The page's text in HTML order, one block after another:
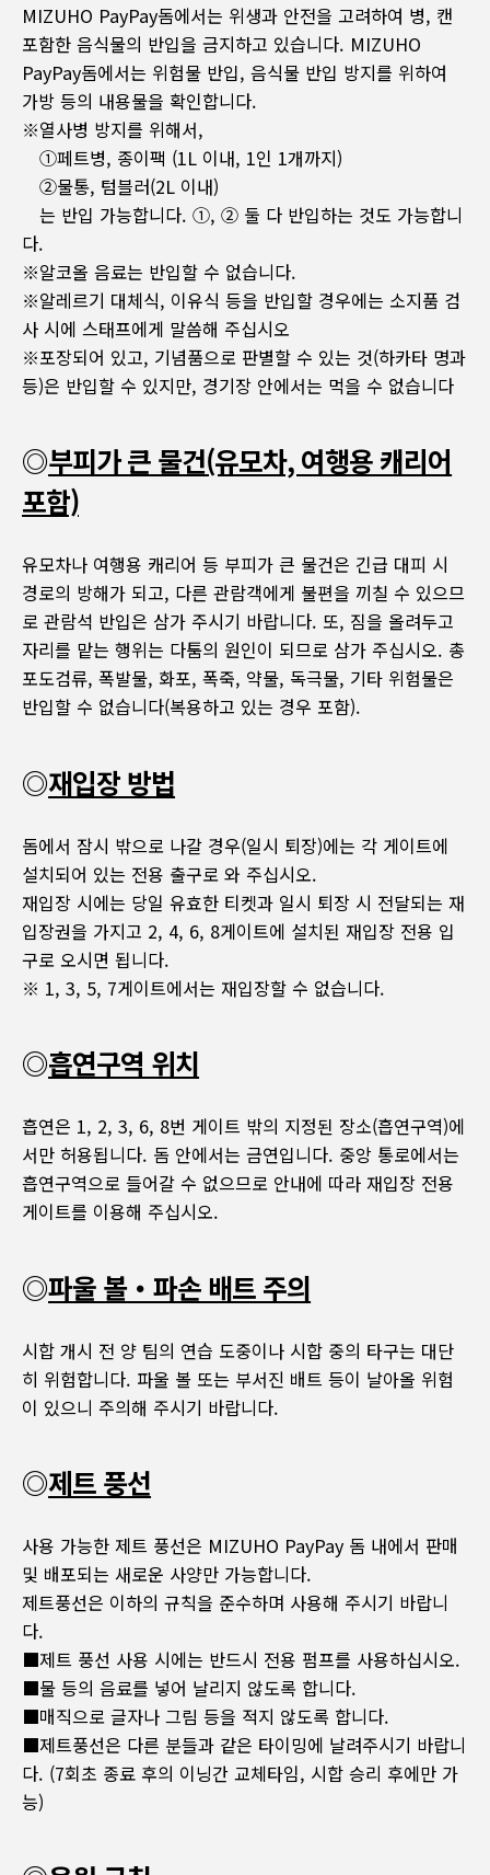
MIZUHO PayPay돔에서는 위생과 안전을 고려하여 병, 캔
포함한 음식물의 반입을 금지하고 있습니다. MIZUHO
PayPay돔에서는 위험물 반입, 음식물 반입 방지를 위하여
가방 등의 내용물을 확인합니다.
※열사병 방지를 위해서,
①페트병, 종이팩 (1L 이내, 1인 1개까지)
②물통, 텀블러(2L 이내)
는 반입 가능합니다. ①, ② 둘 다 반입하는 것도 가능합니
다.
※알코올 음료는 반입할 수 없습니다.
※알레르기 대체식, 이유식 등을 반입할 경우에는 소지품 검
사 시에 스태프에게 말씀해 주십시오
※포장되어 있고, 기념품으로 판별할 수 있는 것(하카타 명과
등)은 반입할 수 있지만, 경기장 안에서는 먹을 수 없습니다
◎부피가 큰 물건(유모차, 여행용 캐리어
포함)
유모차나 여행용 캐리어 등 부피가 큰 물건은 긴급 대피 시
경로의 방해가 되고, 다른 관람객에게 불편을 끼칠 수 있으므
로 관람석 반입은 삼가 주시기 바랍니다. 또, 짐을 올려두고
자리를 맡는 행위는 다툼의 원인이 되므로 삼가 주십시오. 총
포도검류, 폭발물, 화포, 폭죽, 약물, 독극물, 기타 위험물은
반입할 수 없습니다(복용하고 있는 경우 포함).
◎재입장 방법
돔에서 잠시 밖으로 나갈 경우(일시 퇴장)에는 각 게이트에
설치되어 있는 전용 출구로 와 주십시오.
재입장 시에는 당일 유효한 티켓과 일시 퇴장 시 전달되는 재
입장권을 가지고 2, 4, 6, 8게이트에 설치된 재입장 전용 입
구로 오시면 됩니다.
※ 1, 3, 5, 7게이트에서는 재입장할 수 없습니다.
◎흡연구역 위치
흡연은 1, 2, 3, 6, 8번 게이트 밖의 지정된 장소(흡연구역)에
서만 허용됩니다. 돔 안에서는 금연입니다. 중앙 통로에서는
흡연구역으로 들어갈 수 없으므로 안내에 따라 재입장 전용
게이트를 이용해 주십시오.
◎파울 볼・파손 배트 주의
시합 개시 전 양 팀의 연습 도중이나 시합 중의 타구는 대단
히 위험합니다. 파울 볼 또는 부서진 배트 등이 날아올 위험
이 있으니 주의해 주시기 바랍니다.
◎제트 풍선
사용 가능한 제트 풍선은 MIZUHO PayPay 돔 내에서 판매
및 배포되는 새로운 사양만 가능합니다.
제트풍선은 이하의 규칙을 준수하며 사용해 주시기 바랍니
다.
■제트 풍선 사용 시에는 반드시 전용 펌프를 사용하십시오.
■물 등의 음료를 넣어 날리지 않도록 합니다.
■매직으로 글자나 그림 등을 적지 않도록 합니다.
■제트풍선은 다른 분들과 같은 타이밍에 날려주시기 바랍니
다. (7회초 종료 후의 이닝간 교체타임, 시합 승리 후에만 가
능)